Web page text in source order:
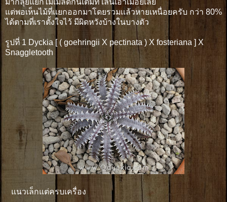
แต่พอเห็นไม้ที่เเยกออกมาโดยรวมเเล้วหายเหนื่อยครับ กว่า 80%
ได้ตามที่เราตั้งใจไว้ มีผิดหวังบ้างในบางตัว
รูปที่ 1 Dyckia [ ( goehringii X pectinata ) X fosteriana ] X
Snaggletooth
แนวเล็กแต่ครบเครื่อง